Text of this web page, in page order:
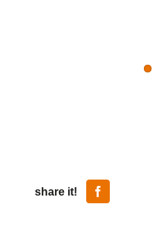
share it!